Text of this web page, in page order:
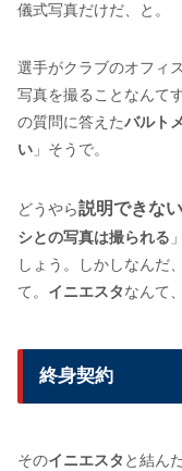
儀式写真だけだ、と。
選手がクラブのオフィ
写真を撮ることなんて
の質問に答えたバルト
い 」そうで。
どうやら説明できな
シとの写真は撮られる
しょう。しかしなんだ
て。 イニエスタなんて
終身契約
そのイニエスタ と結ん